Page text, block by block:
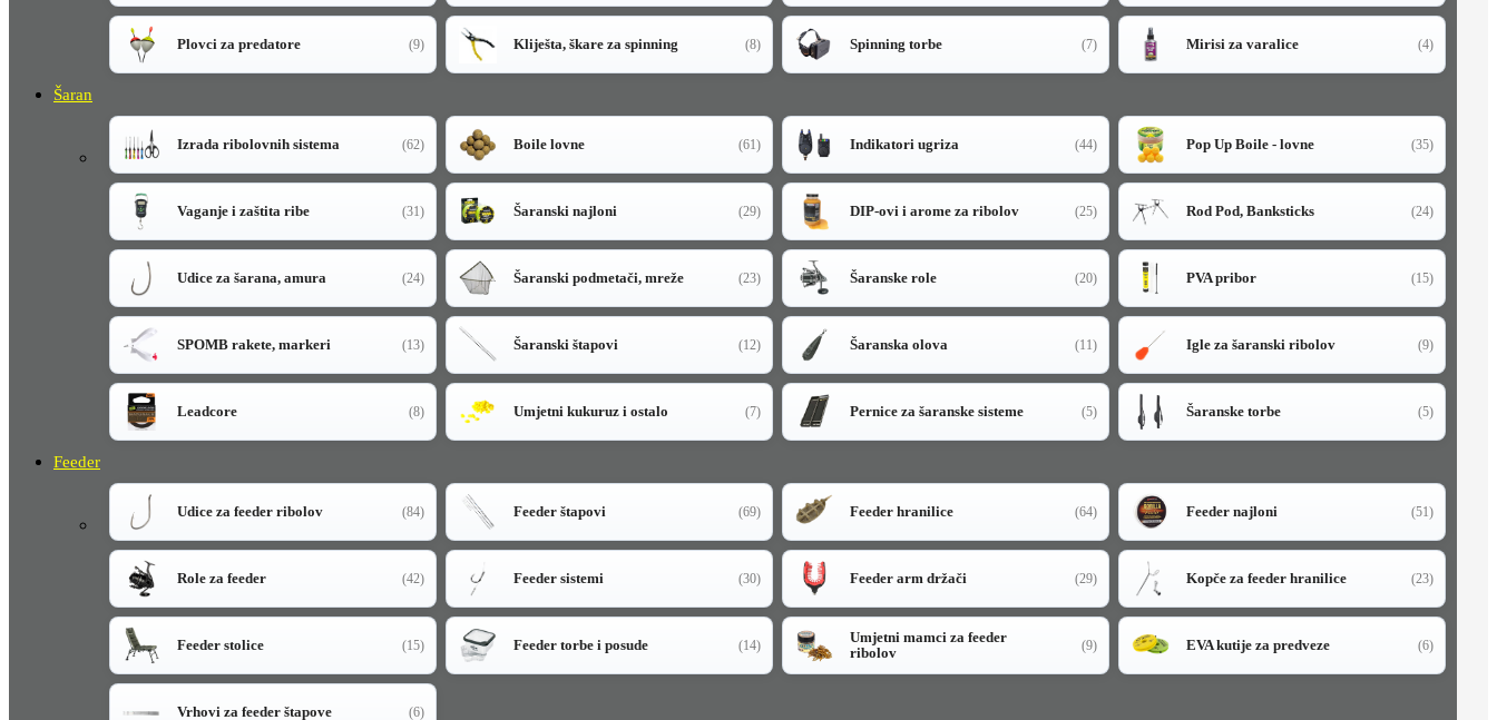
Plovci za predatore (9) Kliješta, škare za spinning (8) Spinning torbe (7) Mirisi za varalice (4)
Šaran
Izrada ribolovnih sistema (62) Boile lovne (61) Indikatori ugriza (44) Pop Up Boile - lovne (35)
Vaganje i zaštita ribe (31) Šaranski najloni (29) DIP-ovi i arome za ribolov (25) Rod Pod, Banksticks (24)
Udice za šarana, amura (24) Šaranski podmetači, mreže (23) Šaranske role (20) PVA pribor (15)
SPOMB rakete, markeri (13) Šaranski štapovi (12) Šaranska olova (11) Igle za šaranski ribolov (9)
Leadcore (8) Umjetni kukuruz i ostalo (7) Pernice za šaranske sisteme (5) Šaranske torbe (5)
Feeder
Udice za feeder ribolov (84) Feeder štapovi (69) Feeder hranilice (64) Feeder najloni (51)
Role za feeder (42) Feeder sistemi (30) Feeder arm držači (29) Kopče za feeder hranilice (23)
Feeder stolice (15) Feeder torbe i posude (14)
Umjetni mamci za feeder
ribolov
(9) EVA kutije za predveze (6)
Vrhovi za feeder štapove (6)